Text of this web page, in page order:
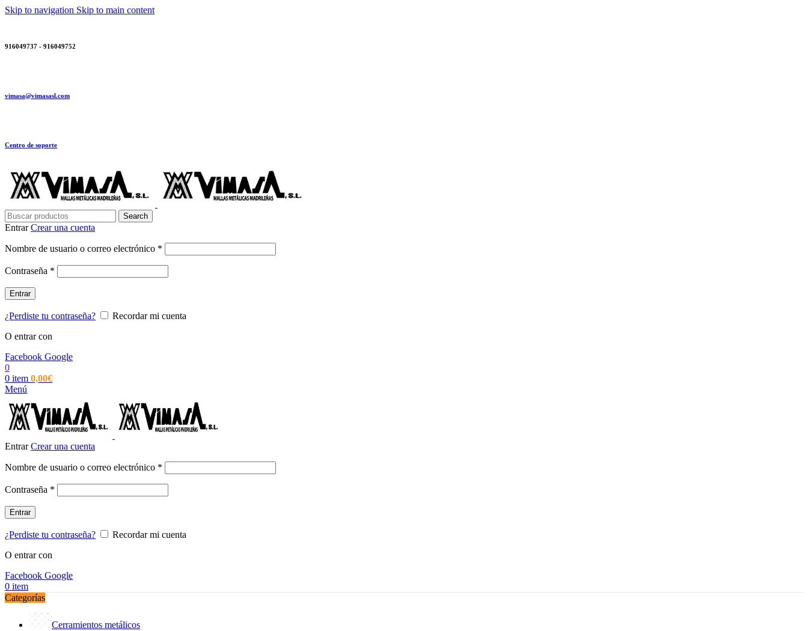
Skip to navigation Skip to main content
916049737 - 916049752
vimasa@vimasasl.com
Centro de soporte
Search
EntrarCrear una cuenta
Nombre de usuario o correo electrónico *
Contraseña *
Entrar
¿Perdiste tu contraseña?
Recordar mi cuenta
O entrar con
Facebook Google
0
0 item 0,00€
Menú
EntrarCrear una cuenta
Nombre de usuario o correo electrónico *
Contraseña *
Entrar
¿Perdiste tu contraseña?
Recordar mi cuenta
O entrar con
Facebook Google
0 item
Categorías
Cerramientos metálicos